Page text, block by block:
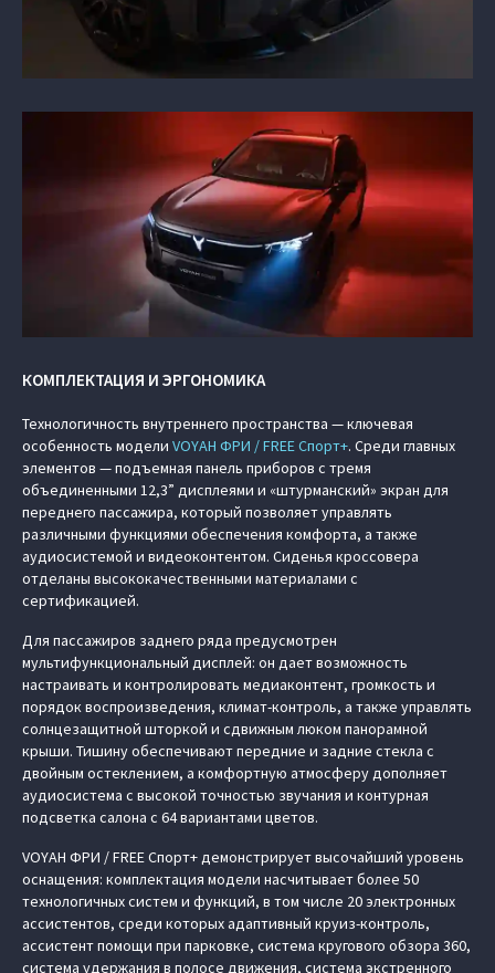
КОМПЛЕКТАЦИЯ И ЭРГОНОМИКА
Технологичность внутреннего пространства — ключевая
особенность модели VOYAH ФРИ / FREE Спорт+. Среди главных
элементов — подъемная панель приборов с тремя
объединенными 12,3” дисплеями и «штурманский» экран для
переднего пассажира, который позволяет управлять
различными функциями обеспечения комфорта, а также
аудиосистемой и видеоконтентом. Сиденья кроссовера
отделаны высококачественными материалами с
сертификацией.
Для пассажиров заднего ряда предусмотрен
мультифункциональный дисплей: он дает возможность
настраивать и контролировать медиаконтент, громкость и
порядок воспроизведения, климат-контроль, а также управлять
солнцезащитной шторкой и сдвижным люком панорамной
крыши. Тишину обеспечивают передние и задние стекла с
двойным остеклением, а комфортную атмосферу дополняет
аудиосистема с высокой точностью звучания и контурная
подсветка салона с 64 вариантами цветов.
VOYAH ФРИ / FREE Спорт+ демонстрирует высочайший уровень
оснащения: комплектация модели насчитывает более 50
технологичных систем и функций, в том числе 20 электронных
ассистентов, среди которых адаптивный круиз-контроль,
ассистент помощи при парковке, система кругового обзора 360,
система удержания в полосе движения, система экстренного